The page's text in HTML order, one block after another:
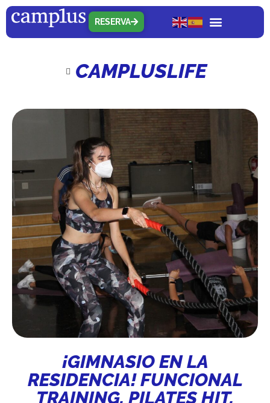
RESERVA
CAMPLUSLIFE
¡GIMNASIO EN LA
RESIDENCIA! FUNCIONAL
TRAINING, PILATES HIT,